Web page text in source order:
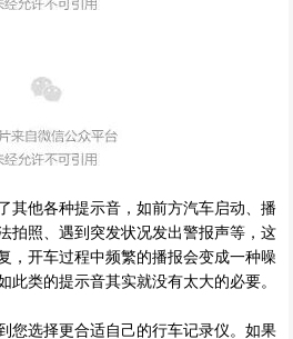
其他各种提示音，如前方汽车启动、播
拍照、遇到突发状况发出警报声等，这
，开车过程中频繁的播报会变成一种噪
此类的提示音其实就没有太大的必要。
您选择更合适自己的行车记录仪。如果